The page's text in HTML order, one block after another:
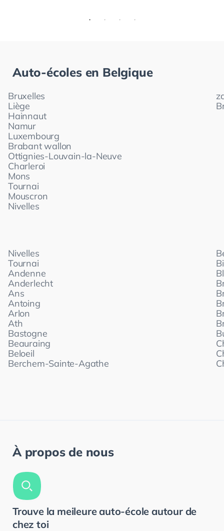
britanniques. ClickClickDr
Auto-écoles en Belgique
Bruxelles
Liège
Hainnaut
Namur
Luxembourg
Brabant wallon
Ottignies-Louvain-la-Neuve
Charleroi
Mons
Tournai
Mouscron
Nivelles
Nivelles
Tournai
Andenne
Anderlecht
Ans
Antoing
Arlon
Ath
Bastogne
Beauraing
Beloeil
Berchem-Sainte-Agathe
À propos de nous
Trouve la meileure auto-école autour de
chez toi